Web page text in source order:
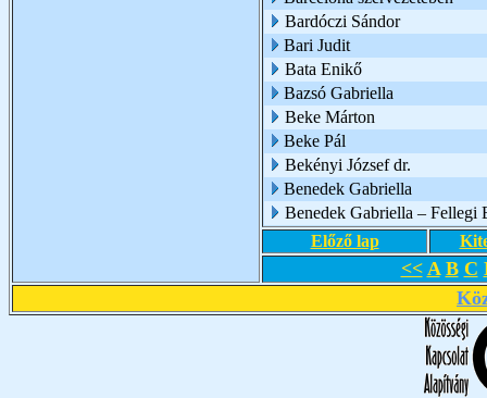
Bardóczi Sándor
Bari Judit
Bata Enikő
Bazsó Gabriella
Beke Márton
Beke Pál
Bekényi József dr.
Benedek Gabriella
Benedek Gabriella – Fellegi
Előző lap
<< A B C